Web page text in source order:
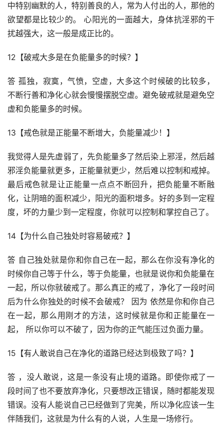
中特别幽默的人，特别善良的人，常为人付出的人，那他的
欲望都是比较少的。 心阳光的一面越大，身体抗淫邪的干
扰越强大，这一般是成正比的。
12【破戒大多是在负能量多的时候？】
答 孤独，寂寞，气愤，空虚，大多这个时候破的比较多，
不断行善和净化心就会慢慢摆脱空虚。避免破戒就是避免空
虚和负能量多的时候。
13【戒色就是正能量不断增大，负能量减少！】
我觉得人是先虚弱了，先负能量多了然后染上邪淫，然后越
邪淫负能量就更多，正能量就更少，然后难以控制和戒掉。
最后戒色就是让正能量一点点不断回升，把负能量不断融
化，让阴暗的面积减少，阳光的面积增多。好的多到一定程
度，坏的力量少到一定程度，你就可以控制和掌控自己了。
14【为什么自己独处时容易破戒？】
答 自己独处就是你和你自己在一起，那么在你没有净化的
时候你自己等于什么，等于负能量，也就是说你和负能量在
一起，所以你就破戒了。那么真正的戒了，净化了一段时间
后为什么你独处的时候不会破戒？ 因为 依然是你和你自己
在一起，那么用刚才的方法，这时候就是你和正能量在一
起， 所以你可以不破了，因为你的正气能压过负面力量。
15【有人敢说自己在净化的道路已经达到极致了吗？】
答 ，没人敢说，这是一条没有止境的道路。即使你戒了一
段时间了也不要放弃净化，只要想改正错误，随时都能发现
错误。没有人能说自己已经做到了完美，所以净化应该一生
伴随我们，这就是为什么有的人说，人生是一场修行。